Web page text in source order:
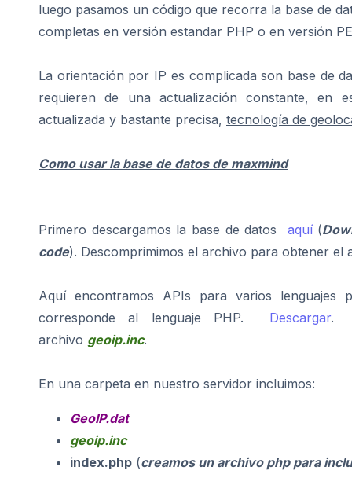
luego pasamos un código que recorra la base de
completas en versión estandar PHP o en versión
La orientación por IP es complicada son base de
requieren de una actualización constante, en
actualizada y bastante precisa, tecnología de
Como usar la base de datos de maxmind
Primero descargamos la base de datos aquí(
code). Descomprimimos el archivo para obtener
Aquí encontramos APIs para varios lenguajes
corresponde al lenguaje PHP. Descargar.
archivo geoip.inc.
En una carpeta en nuestro servidor incluimos:
GeoIP.dat
geoip.inc
index.php (creamos un archivo php para